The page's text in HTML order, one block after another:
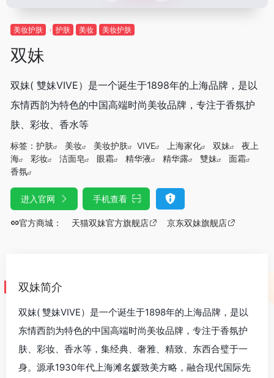
美妆护肤 护肤 美妆 美妆护肤
双妹
双妹( 雙妹VIVE）是一个诞生于1898年的上海品牌，是以
东情西韵为特色的中国高端时尚美妆品牌，专注于香氛护
肤、彩妆、香水等
标签： 护肤 美妆 美妆护肤 VIVE 上海家化 双妹
夜上
海
彩妆 洁面皂 眼霜 精华液 精华露 雙妹
面霜
香氛
进入官网 手机查看
官方商城： 天猫双妹官方旗舰店 京东双妹旗舰店
双妹简介
双妹( 雙妹VIVE）是一个诞生于1898年的上海品牌，是以
东情西韵为特色的中国高端时尚美妆品牌，专注于香氛护
肤、彩妆、香水等，集经典、奢雅、精致、东西合璧于一
身。源承1930年代上海滩名媛致美方略，融合现代国际先